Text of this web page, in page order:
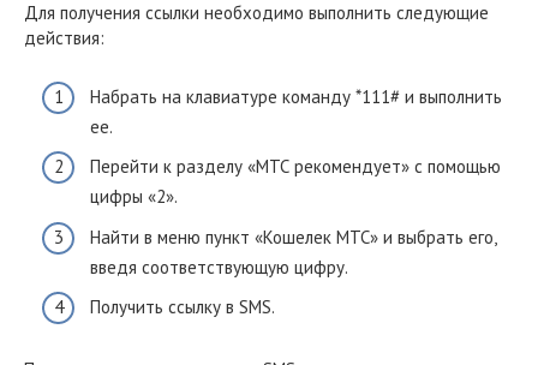
Для получения ссылки необходимо выполнить следующие
действия:
Набрать на клавиатуре команду *111# и выполнить
ее.
Перейти к разделу «МТС рекомендует» с помощью
цифры «2».
Найти в меню пункт «Кошелек МТС» и выбрать его,
введя соответствующую цифру.
Получить ссылку в SMS.